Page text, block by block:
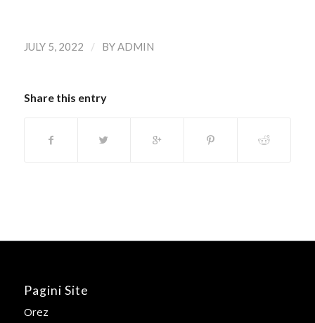
JULY 5, 2022 / BYADMIN
Share this entry
Pagini Site
Orez